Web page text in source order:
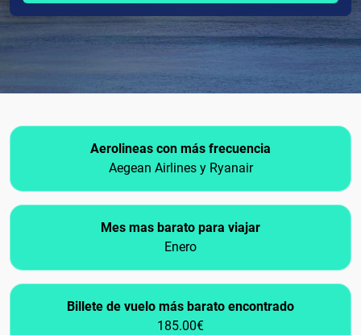
Aerolineas con más frecuencia
Aegean Airlines y Ryanair
Mes mas barato para viajar
Enero
Billete de vuelo más barato encontrado
185.00€